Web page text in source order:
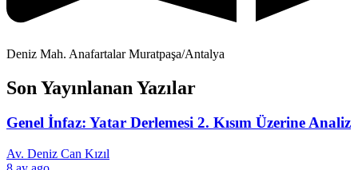
Deniz Mah. Anafartalar Muratpaşa/Antalya
Son Yayınlanan Yazılar
Genel İnfaz: Yatar Derlemesi 2. Kısım Üzerine Analiz
Av. Deniz Can Kızıl